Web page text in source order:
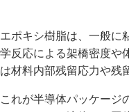
エポキシ樹脂は、一般に
学反応による架橋密度や
は材料内部残留応力や残
これが半導体パッケージ